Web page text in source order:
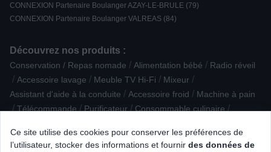
Ce site utilise des cookies pour conserver les préférences de
l’utilisateur, stocker des informations et fournir des données de
CONNEXION Partenaire Boulanger AZAY-LE-BRULE (79)
CONNEXION Partenaire Boulanger VALREAS (84)
Découvrez nos produits :
Conservation / Repas nomade / Alimentation bébé / Radio réveil
/ Accessoire lavage / Meuble TV Hi-Fi / Mixeur /
Assistant d'aide à la conduite / Accessoire froid / Machine à pain
/ Télécommande / Purificateur / Consommable culinaire /
Massage / Téléphone sans fil / Micro-ondes combiné /